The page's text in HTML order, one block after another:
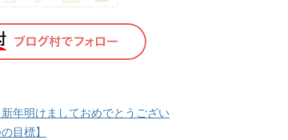
年明けましておめでとうござい
目標】